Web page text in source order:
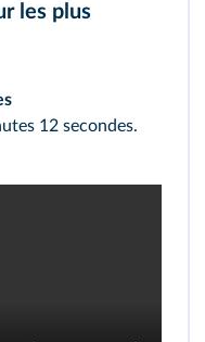
les plus
12 secondes.